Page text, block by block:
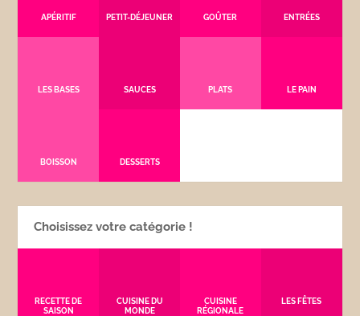
APÉRITIF PETIT-DÉJEUNER GOÛTER ENTRÉES
LES BASES SAUCES PLATS LE PAIN
BOISSON DESSERTS
Choisissez votre catégorie !
RECETTE DE
SAISON
CUISINE DU
MONDE
CUISINE
RÉGIONALE
LES FÊTES